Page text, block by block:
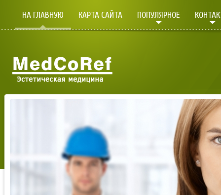
НА ГЛАВНУЮ КАРТА САЙТА ПОПУЛЯРНОЕ